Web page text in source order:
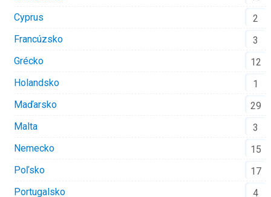
Cyprus
2
Francúzsko
3
Grécko
12
Holandsko
1
Maďarsko
29
Malta
3
Nemecko
15
Poľsko
17
Portugalsko
4